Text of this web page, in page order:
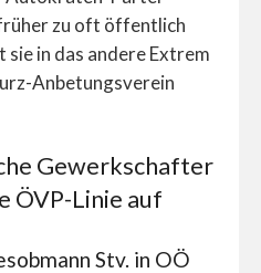
zu oft öffentlich
in das andere Extrem
Anbetungsverein
Gewerkschafter
ÖVP-Linie auf
Stv. in OÖ